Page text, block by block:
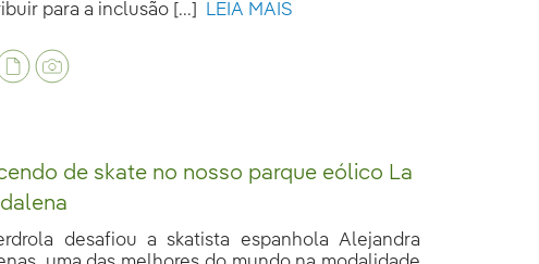
para a inclusão [...]
LEIA MAIS
de skate no nosso parque eólico La
desafiou a skatista espanhola Alejandra